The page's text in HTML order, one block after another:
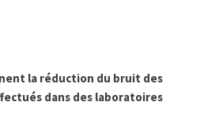
la réduction du bruit des
dans des laboratoires